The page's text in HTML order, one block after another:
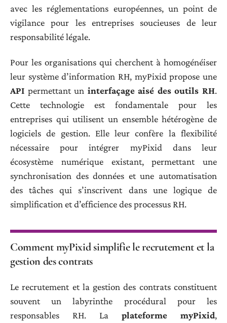
avec les réglementations européennes, un point de
vigilance pour les entreprises soucieuses de leur
responsabilité légale.
Pour les organisations qui cherchent à homogénéiser
leur système d’information RH, myPixid propose une
API permettant un interfaçage aisé des outils RH.
Cette technologie est fondamentale pour les
entreprises qui utilisent un ensemble hétérogène de
logiciels de gestion. Elle leur confère la flexibilité
nécessaire pour intégrer myPixid dans leur
écosystème numérique existant, permettant une
synchronisation des données et une automatisation
des tâches qui s’inscrivent dans une logique de
simplification et d’efficience des processus RH.
Comment myPixid simplifie le recrutement et la
gestion des contrats
Le recrutement et la gestion des contrats constituent
souvent un labyrinthe procédural pour les
responsables RH. La plateforme myPixid,